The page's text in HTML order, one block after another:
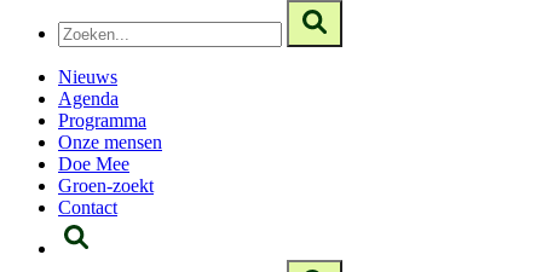
Nieuws
Agenda
Programma
Onze mensen
Doe Mee
Groen-zoekt
Contact